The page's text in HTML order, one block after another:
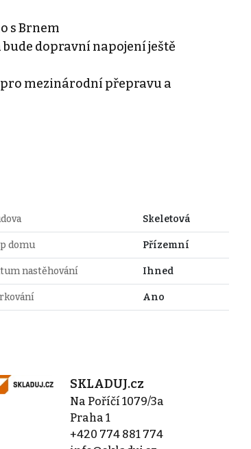
s Brnem
dopravní napojení ještě
mezinárodní přepravu a
Skeletová
domu Přízemní
nastěhování Ihned
Ano
SKLADUJ.cz
Na Poříčí 1079/3a
Praha 1
+420 774 881 774